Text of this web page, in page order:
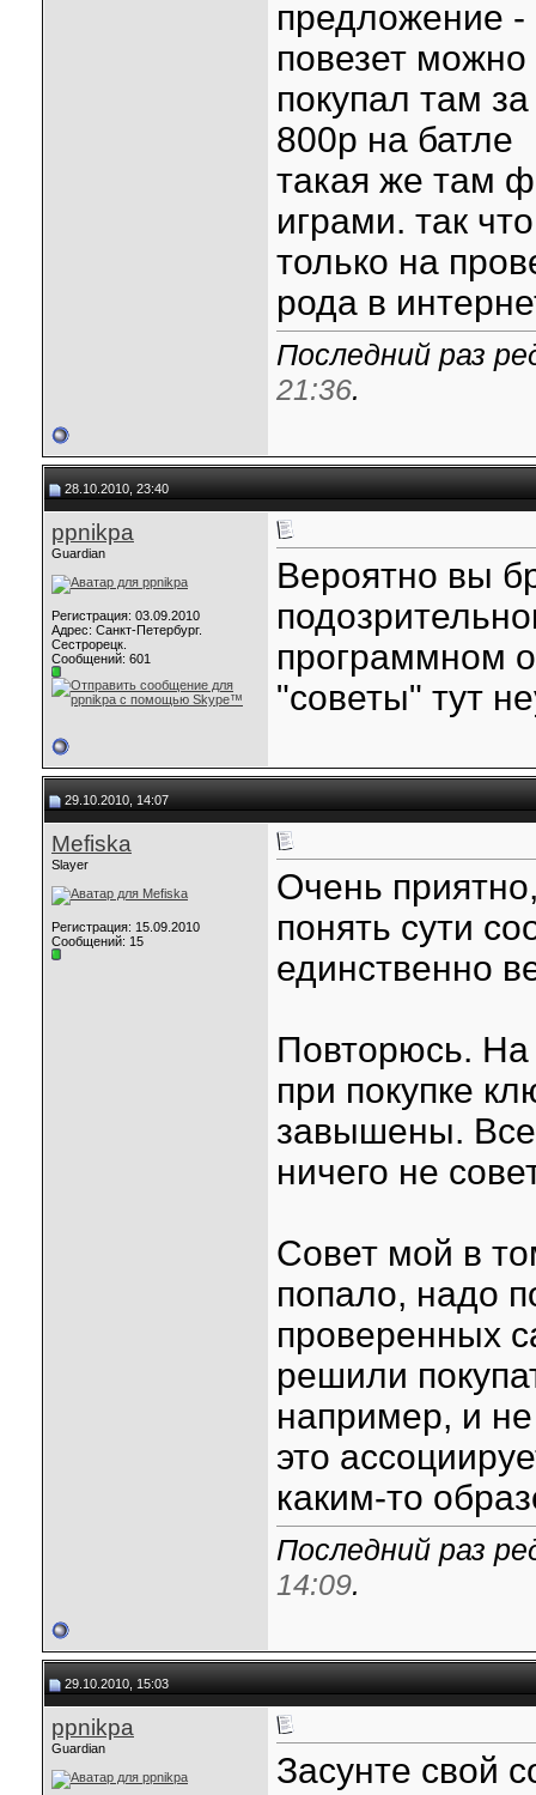
предложение -
повезет
покупал там
800р на батле
такая же там
играми. так
только на
рода в
Последний раз
21:36.
28.10.2010, 23:40
ppnikpa
Guardian
Регистрация: 03.09.2010
Адрес: Санкт-Петербург.
Сестрорецк.
Сообщений: 601
Вероятно вы
программном
"советы" тут
29.10.2010, 14:07
Mefiska
Slayer
Регистрация: 15.09.2010
Сообщений: 15
Очень
понять сути
единственно
Повторюсь.
при покупке
завышены.
ничего не
Совет мой в
попало, надо
проверенных
решили
например, и
это
каким-то
Последний раз
14:09.
29.10.2010, 15:03
ppnikpa
Guardian
Засунте свой